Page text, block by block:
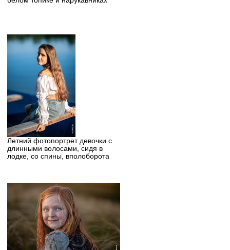
Летний фотопортрет девочки с
длинными волосами, сидя в
лодке, со спины, вполоборота